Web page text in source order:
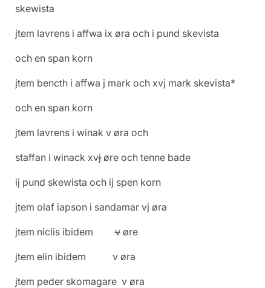
skewista
jtem lavrens i affwa ix øra och i pund skevista
och en span korn
jtem bencth i affwa j mark och xvj mark skevista*
och en span korn
jtem lavrens i winak v øra och
staffan i winack xvɉ øre och tenne bade
ij pund skewista och ij spen korn
jtem olaf iapson i sandamar vj øra
jtem niclis ibidemvøre
jtem elin ibidem v øra
jtem peder skomagare v øra